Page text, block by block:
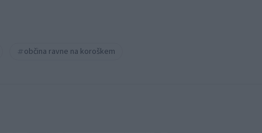
občina ravne na koroškem